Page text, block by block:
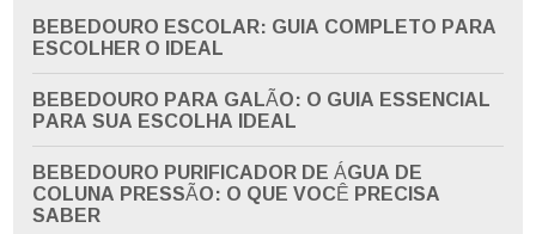
BEBEDOURO ESCOLAR: GUIA COMPLETO PARA
ESCOLHER O IDEAL
BEBEDOURO PARA GALÃO: O GUIA ESSENCIAL
PARA SUA ESCOLHA IDEAL
BEBEDOURO PURIFICADOR DE ÁGUA DE
COLUNA PRESSÃO: O QUE VOCÊ PRECISA
SABER